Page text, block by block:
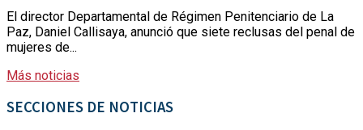
El director Departamental de Régimen Penitenciario de La
Paz, Daniel Callisaya, anunció que siete reclusas del penal de
mujeres de...
Más noticias
SECCIONES DE NOTICIAS